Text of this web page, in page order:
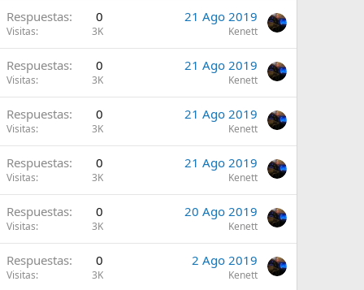
Respuestas 0
Visitas 3K
21 Ago 2019
Kenett
Respuestas 0
Visitas 3K
21 Ago 2019
Kenett
Respuestas 0
Visitas 3K
21 Ago 2019
Kenett
Respuestas 0
Visitas 3K
21 Ago 2019
Kenett
Respuestas 0
Visitas 3K
20 Ago 2019
Kenett
Respuestas 0
Visitas 3K
2 Ago 2019
Kenett